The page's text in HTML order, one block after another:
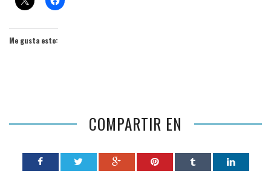
Me gusta esto:
COMPARTIR EN